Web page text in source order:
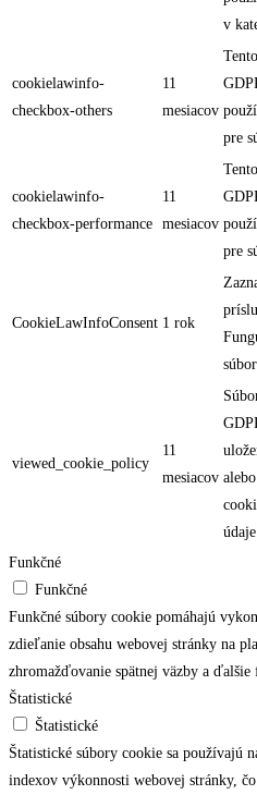
v
cookielawinfo-
checkbox-others
11
mesiacov
pre
cookielawinfo-
checkbox-performance
11
mesiacov
pre
CookieLawInfoConsent 1 rok
viewed_cookie_policy
11
mesiacov
Funkčné
Funkčné
Funkčné súbory cookie pomáhajú
zdieľanie obsahu webovej stránky na
zhromažďovanie spätnej väzby a
Štatistické
Štatistické
Štatistické súbory cookie sa používajú
indexov výkonnosti webovej stránky,